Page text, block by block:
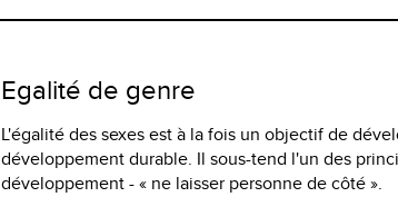
Egalité de genre
L'égalité des sexes est à la fois un objectif de
développement durable. Il sous-tend l'un des
développement - « ne laisser personne de côté ».